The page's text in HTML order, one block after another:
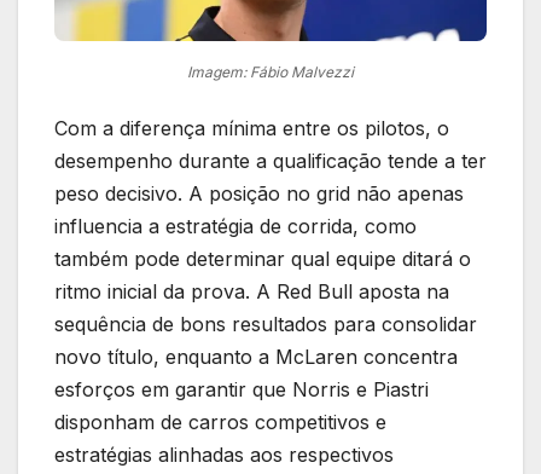
Imagem: Fábio Malvezzi
Com a diferença mínima entre os pilotos, o
desempenho durante a qualificação tende a ter
peso decisivo. A posição no grid não apenas
influencia a estratégia de corrida, como
também pode determinar qual equipe ditará o
ritmo inicial da prova. A Red Bull aposta na
sequência de bons resultados para consolidar
novo título, enquanto a McLaren concentra
esforços em garantir que Norris e Piastri
disponham de carros competitivos e
estratégias alinhadas aos respectivos